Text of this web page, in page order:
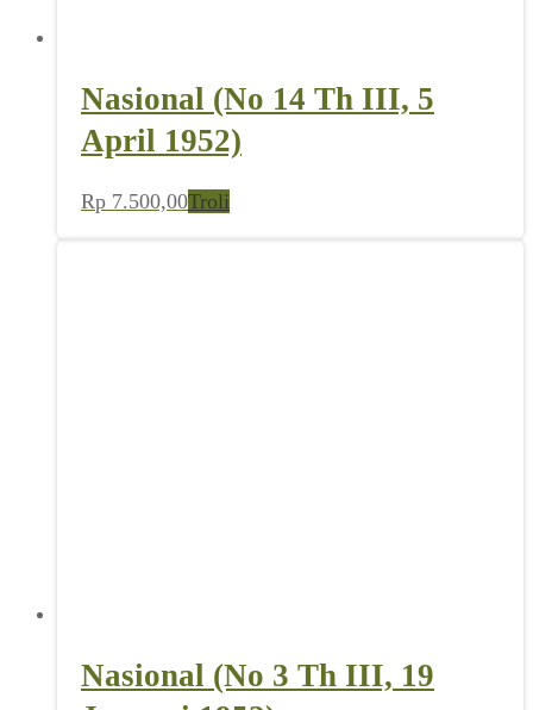
Nasional (No 14 Th III, 5
April 1952)
Rp 7.500,00Troli
Nasional (No 3 Th III, 19